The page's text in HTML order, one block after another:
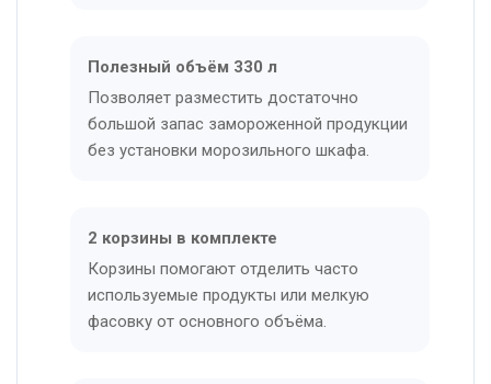
Полезный объём 330 л
Позволяет разместить достаточно
большой запас замороженной продукции
без установки морозильного шкафа.
2 корзины в комплекте
Корзины помогают отделить часто
используемые продукты или мелкую
фасовку от основного объёма.